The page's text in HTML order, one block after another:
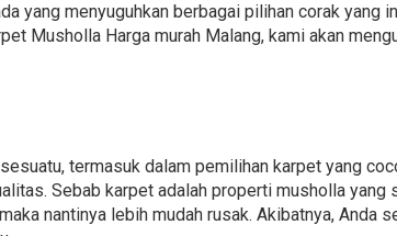
yang menyuguhkan berbagai pilihan corak yang
Musholla Harga murah Malang, kami akan
termasuk dalam pemilihan karpet yang
Sebab karpet adalah properti musholla
nantinya lebih mudah rusak. Akibatnya, Anda